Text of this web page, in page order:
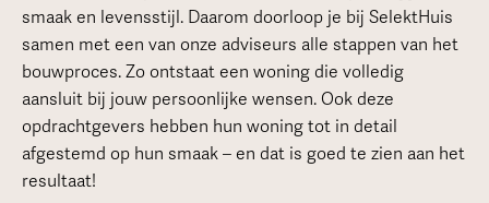
smaak en levensstijl. Daarom doorloop je bij SelektHuis
samen met een van onze adviseurs alle stappen van het
bouwproces. Zo ontstaat een woning die volledig
aansluit bij jouw persoonlijke wensen. Ook deze
opdrachtgevers hebben hun woning tot in detail
afgestemd op hun smaak – en dat is goed te zien aan het
resultaat!